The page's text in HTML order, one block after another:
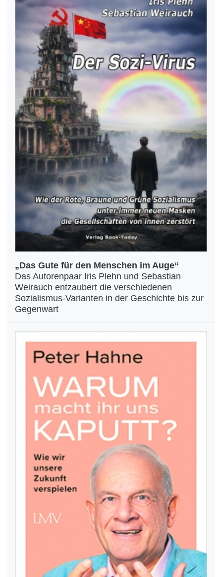
„Das Gute für den Menschen im Auge“
Das Autorenpaar Iris Plehn und Sebastian
Weirauch entzaubert die verschiedenen
Sozialismus-Varianten in der Geschichte bis zur
Gegenwart